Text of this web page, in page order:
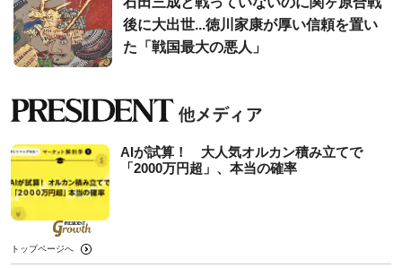
後に大出世...徳川家康が厚い信頼を置い
た「戦国最大の悪人」
AIが試算！ 大人気オルカン積み立てで
「2000万円超」、本当の確率
トップページへ